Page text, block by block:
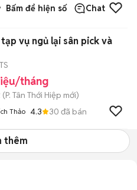
Bấm để hiện số Chat
tạp vụ ngủ lại sân pick và
tháng
(P. Tân Thới Hiệp mới)
Thảo 4.3 30 đã bán
thêm